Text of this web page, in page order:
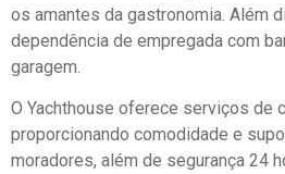
os amantes da gastronomia. Além
dependência de empregada com
garagem.
O Yachthouse oferece serviços de
proporcionando comodidade e
moradores, além de segurança 24